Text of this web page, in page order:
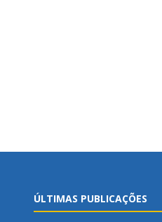
ÚLTIMAS PUBLICAÇÕES